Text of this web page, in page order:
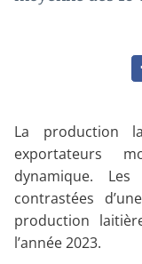
La production
exportateurs
dynamique. Les
contrastées
production
l’année 2023.